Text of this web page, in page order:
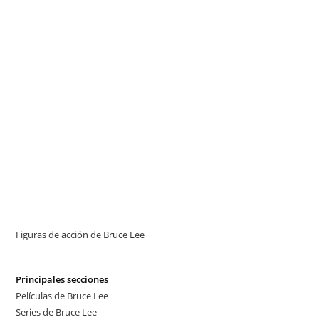
Figuras de acción de Bruce Lee
Principales secciones
Películas de Bruce Lee
Series de Bruce Lee